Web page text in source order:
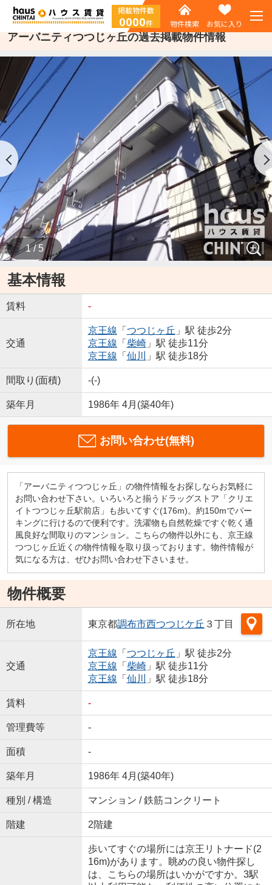
掲載物件数
0000件 物件検索 お気に入り
アーバニティつつじヶ丘の過去掲載物件情報
1 / 5
基本情報
賃料 -
交通
京王線 「 つつじヶ丘 」駅 徒歩2分
京王線 「 柴崎」駅 徒歩11分
京王線 「 仙川 」駅 徒歩18分
間取り(面積) -(-)
築年月 1986年 4月(築40年)
お問い合わせ(無料)
「アーバニティつつじヶ丘」の物件情報をお探しならお気軽に
お問い合わせ下さい。いろいろと揃うドラッグストア「クリエ
イトつつじヶ丘駅前店」も歩いてすぐ(176m)。約150mでパー
キングに行けるので便利です。洗濯物も自然乾燥ですぐ乾く通
風良好な間取りのマンション。こちらの物件以外にも、京王線
つつじヶ丘近くの物件情報を取り扱っております。物件情報が
気になる方は、ぜひお問い合わせ下さいませ。
物件概要
所在地 東京都調布市西つつじケ丘 ３丁目
交通
京王線 「 つつじヶ丘 」駅 徒歩2分
京王線 「 柴崎」駅 徒歩11分
京王線 「 仙川 」駅 徒歩18分
賃料 -
管理費等 -
面積 -
築年月 1986年 4月(築40年)
種別 / 構造 マンション / 鉄筋コンクリート
階建 2階建
歩いてすぐの場所には京王リトナード(2
16m)があります。眺めの良い物件探し
は、こちらの場所はいかがですか。3駅